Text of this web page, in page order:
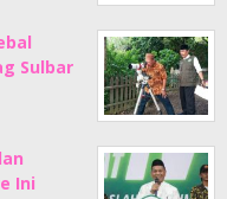
Sulbar
Ini